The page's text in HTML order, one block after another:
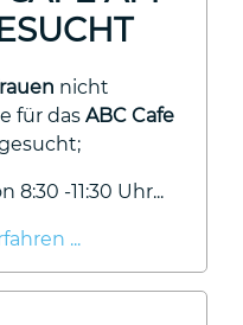
nicht
für das ABC Cafe
8:30 -11:30 Uhr...
...